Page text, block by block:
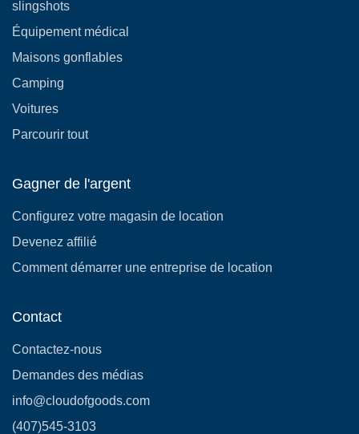
slingshots
Équipement médical
Maisons gonflables
Camping
Voitures
Parcourir tout
Gagner de l'argent
Configurez votre magasin de location
Devenez affilié
Comment démarrer une entreprise de location
Contact
Contactez-nous
Demandes des médias
info@cloudofgoods.com
(407)545-3103